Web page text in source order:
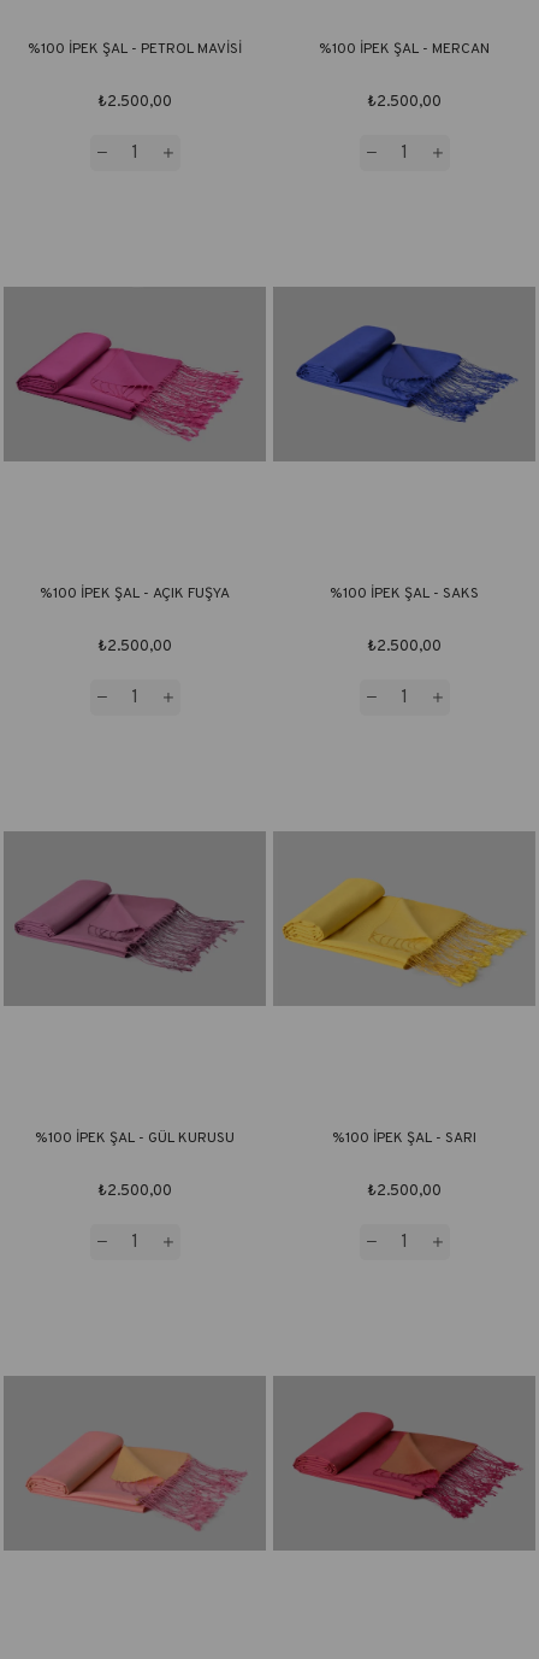
%100 İPEK ŞAL - PETROL MAVİSİ
₺2.500,00
%100 İPEK ŞAL - MERCAN
₺2.500,00
%100 İPEK ŞAL - AÇIK FUŞYA
₺2.500,00
%100 İPEK ŞAL - SAKS
₺2.500,00
%100 İPEK ŞAL - GÜL KURUSU
₺2.500,00
%100 İPEK ŞAL - SARI
₺2.500,00